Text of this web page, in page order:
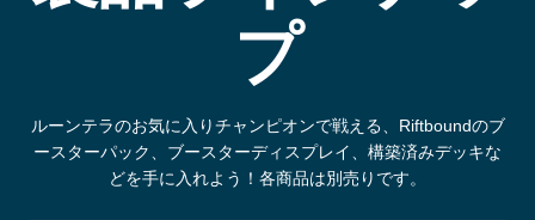
プ
ルーンテラのお気に入りチャンピオンで戦える、Riftboundのブ
ースターパック、ブースターディスプレイ、構築済みデッキな
どを手に入れよう！各商品は別売りです。